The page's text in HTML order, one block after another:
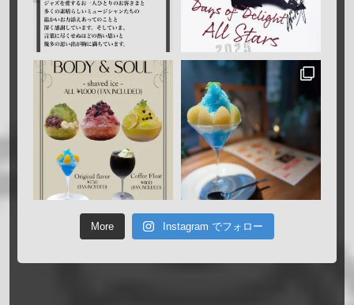
More Instagram でフォロー